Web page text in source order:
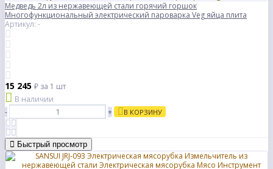
Медведь 2л из нержавеющей стали горячий горшок
Многофункциональный электрический пароварка Veg яйца плита
Артикул: -
15 245 ₽ за 1 шт
В наличии
-
+ В КОРЗИНУ
Быстрый просмотр